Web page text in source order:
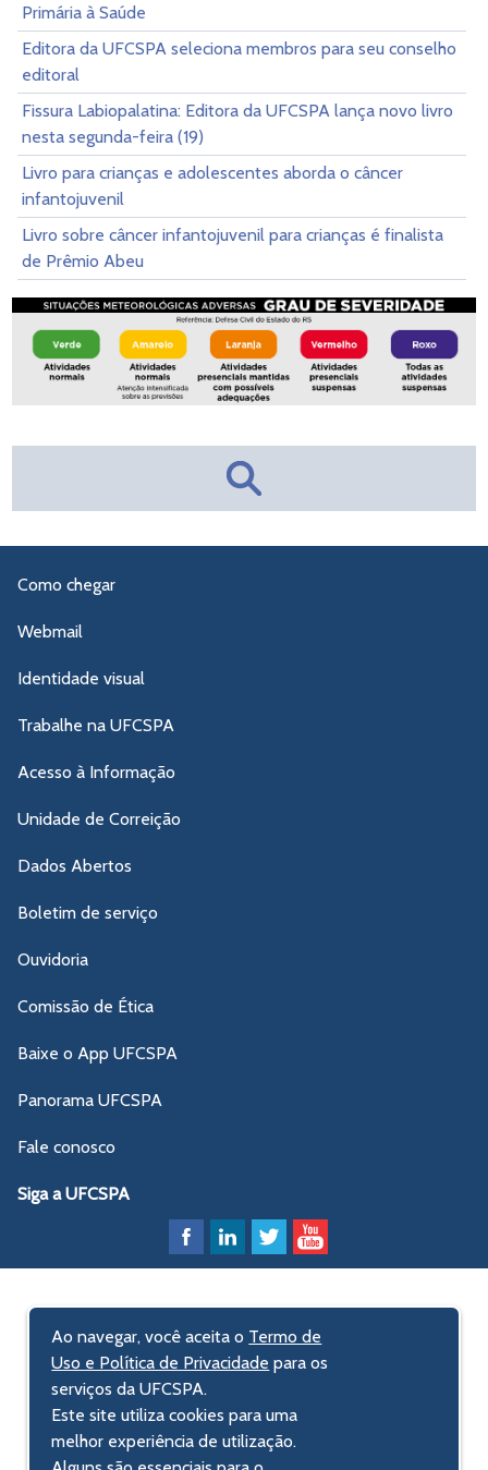
Primária à Saúde
Editora da UFCSPA seleciona membros para seu conselho
editoral
Fissura Labiopalatina: Editora da UFCSPA lança novo livro
nesta segunda-feira (19)
Livro para crianças e adolescentes aborda o câncer
infantojuvenil
Livro sobre câncer infantojuvenil para crianças é finalista
de Prêmio Abeu
Como chegar
Webmail
Identidade visual
Trabalhe na UFCSPA
Acesso à Informação
Unidade de Correição
Dados Abertos
Boletim de serviço
Ouvidoria
Comissão de Ética
Baixe o App UFCSPA
Panorama UFCSPA
Fale conosco
Siga a UFCSPA
Ao navegar, você aceita o Termo de
Uso e Política de Privacidade para os
serviços da UFCSPA.
Este site utiliza cookies para uma
melhor experiência de utilização.